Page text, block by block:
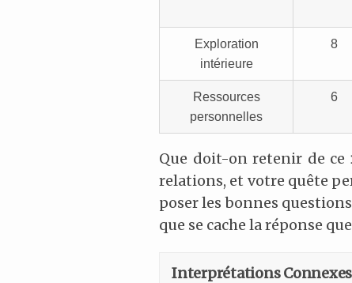
Exploration
intérieure
8
Ressources
personnelles
6
Que doit-on retenir de ce
relations, et votre quête
poser les bonnes
que se cache la réponse
Interprétations Connexes